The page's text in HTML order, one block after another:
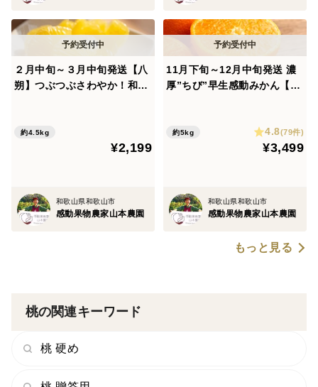
２月中旬～３月中旬発送【八
朔】つぶつぶさわやか！和歌
約4.5kg
¥2,199
和歌山県和歌山市
感動果物農家山本農園
11月下旬～12月中旬発送 濃
厚”ちび”早生感動みかん【部
約5kg 4.8(79件)
¥3,499
和歌山県和歌山市
感動果物農家山本農園
もっと見る
桃の関連キーワード
桃 硬め